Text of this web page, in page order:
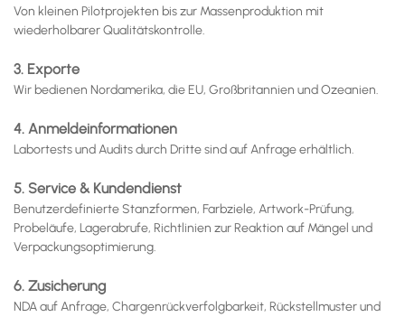
Von kleinen Pilotprojekten bis zur Massenproduktion mit
wiederholbarer Qualitätskontrolle.
3. Exporte
Wir bedienen Nordamerika, die EU, Großbritannien und Ozeanien.
4. Anmeldeinformationen
Labortests und Audits durch Dritte sind auf Anfrage erhältlich.
5. Service & Kundendienst
Benutzerdefinierte Stanzformen, Farbziele, Artwork-Prüfung,
Probeläufe, Lagerabrufe, Richtlinien zur Reaktion auf Mängel und
Verpackungsoptimierung.
6. Zusicherung
NDA auf Anfrage, Chargenrückverfolgbarkeit, Rückstellmuster und